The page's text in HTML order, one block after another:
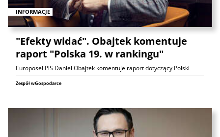
INFORMACJE
"Efekty widać". Obajtek komentuje
raport "Polska 19. w rankingu"
Europoseł PiS Daniel Obajtek komentuje raport dotyczący Polski
Zespół wGospodarce